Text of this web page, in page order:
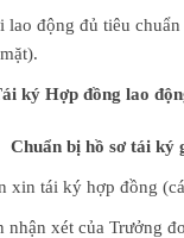
lao động đủ tiêu
ký Hợp đồng lao
bị hồ sơ tái ký
xin tái ký hợp đồng
nhận xét của Trưởng